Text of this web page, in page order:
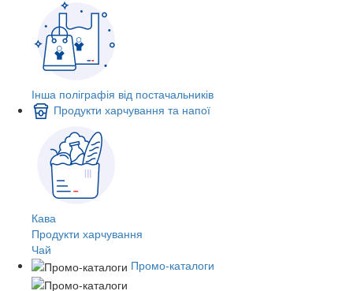
Інша поліграфія від постачальників
Продукти харчування та напої
Кава
Продукти харчування
Чай
Промо-каталоги